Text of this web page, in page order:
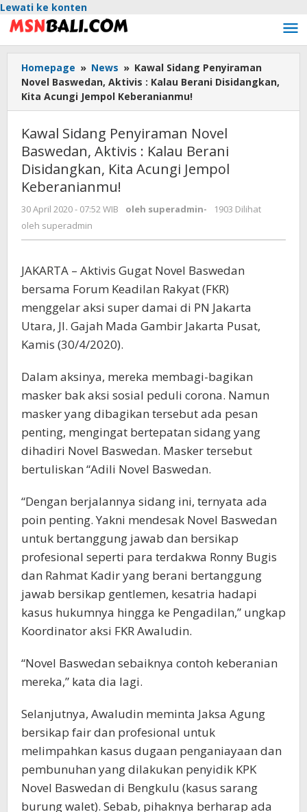
Lewati ke konten
Homepage » News » Kawal Sidang Penyiraman
Novel Baswedan, Aktivis : Kalau Berani Disidangkan,
Kita Acungi Jempol Keberanianmu!
Kawal Sidang Penyiraman Novel
Baswedan, Aktivis : Kalau Berani
Disidangkan, Kita Acungi Jempol
Keberanianmu!
30 April 2020 - 07:52 WIB oleh superadmin-
1903 Dilihat
oleh superadmin
JAKARTA – Aktivis Gugat Novel Baswedan
bersama Forum Keadilan Rakyat (FKR)
menggelar aksi super damai di PN Jakarta
Utara, Jl. Gajah Mada Gambir Jakarta Pusat,
Kamis (30/4/2020).
Dalam aksinya, mereka membagi-bagikan
masker bak aksi sosial peduli corona. Namun
masker yang dibagikan tersebut ada pesan
penting, mengingat bertepatan sidang yang
dihadiri Novel Baswedan. Masker tersebut
bertuliskan “Adili Novel Baswedan.
“Dengan berjalannya sidang ini, ternyata ada
poin penting. Yakni mendesak Novel Baswedan
untuk bertanggung jawab dan bersikap
profesional seperti para terdakwa Ronny Bugis
dan Rahmat Kadir yang berani bertanggung
jawab bersikap gentlemen, kesatria hadapi
kasus hukumnya hingga ke Pengadilan,” ungkap
Koordinator aksi FKR Awaludin.
“Novel Baswedan sebaiknya contoh keberanian
mereka,” kata dia lagi.
Selanjutnya, Awaludin meminta Jaksa Agung
bersikap fair dan profesional untuk
melimpahkan kasus dugaan penganiayaan dan
pembunuhan yang dilakukan penyidik KPK
Novel Baswedan di Bengkulu (kasus sarang
burung walet). Sebab, pihaknya berharap ada